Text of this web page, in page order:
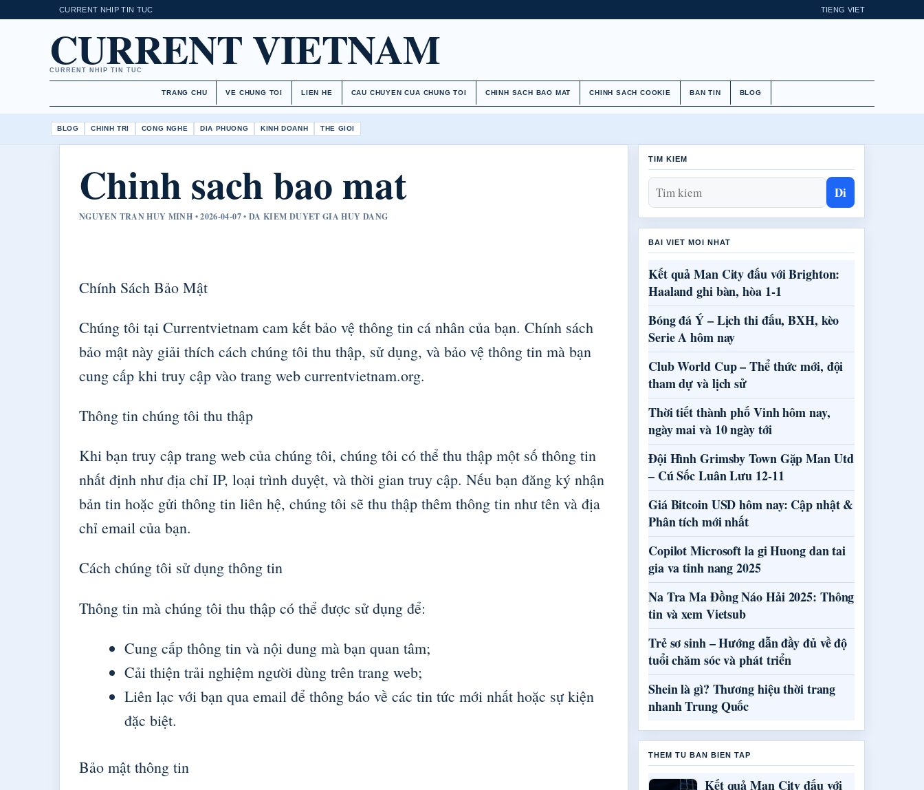
CURRENT NHIP TIN TUC TIENG VIET
CURRENT VIETNAM
CURRENT NHIP TIN TUC
TRANG CHU VE CHUNG TOI LIEN HE CAU CHUYEN CUA CHUNG TOI CHINH SACH BAO MAT CHINH SACH COOKIE BAN TIN BLOG
BLOG CHINH TRI CONG NGHE DIA PHUONG KINH DOANH THE GIOI
Chinh sach bao mat
NGUYEN TRAN HUY MINH • 2026-04-07 • DA KIEM DUYET GIA HUY DANG
Chính Sách Bảo Mật
Chúng tôi tại Currentvietnam cam kết bảo vệ thông tin cá nhân của bạn. Chính sách
bảo mật này giải thích cách chúng tôi thu thập, sử dụng, và bảo vệ thông tin mà bạn
cung cấp khi truy cập vào trang web currentvietnam.org.
Thông tin chúng tôi thu thập
Khi bạn truy cập trang web của chúng tôi, chúng tôi có thể thu thập một số thông tin
nhất định như địa chỉ IP, loại trình duyệt, và thời gian truy cập. Nếu bạn đăng ký nhận
bản tin hoặc gửi thông tin liên hệ, chúng tôi sẽ thu thập thêm thông tin như tên và địa
chỉ email của bạn.
Cách chúng tôi sử dụng thông tin
Thông tin mà chúng tôi thu thập có thể được sử dụng để:
Cung cấp thông tin và nội dung mà bạn quan tâm;
Cải thiện trải nghiệm người dùng trên trang web;
Liên lạc với bạn qua email để thông báo về các tin tức mới nhất hoặc sự kiện
đặc biệt.
Bảo mật thông tin
TIM KIEM
Di
BAI VIET MOI NHAT
Kết quả Man City đấu với Brighton:
Haaland ghi bàn, hòa 1-1
Bóng đá Ý – Lịch thi đấu, BXH, kèo
Serie A hôm nay
Club World Cup – Thể thức mới, đội
tham dự và lịch sử
Thời tiết thành phố Vinh hôm nay,
ngày mai và 10 ngày tới
Đội Hình Grimsby Town Gặp Man Utd
– Cú Sốc Luân Lưu 12-11
Giá Bitcoin USD hôm nay: Cập nhật &
Phân tích mới nhất
Copilot Microsoft la gi Huong dan tai
gia va tinh nang 2025
Na Tra Ma Đồng Náo Hải 2025: Thông
tin và xem Vietsub
Trẻ sơ sinh – Hướng dẫn đầy đủ về độ
tuổi chăm sóc và phát triển
Shein là gì? Thương hiệu thời trang
nhanh Trung Quốc
THEM TU BAN BIEN TAP
Kết quả Man City đấu với